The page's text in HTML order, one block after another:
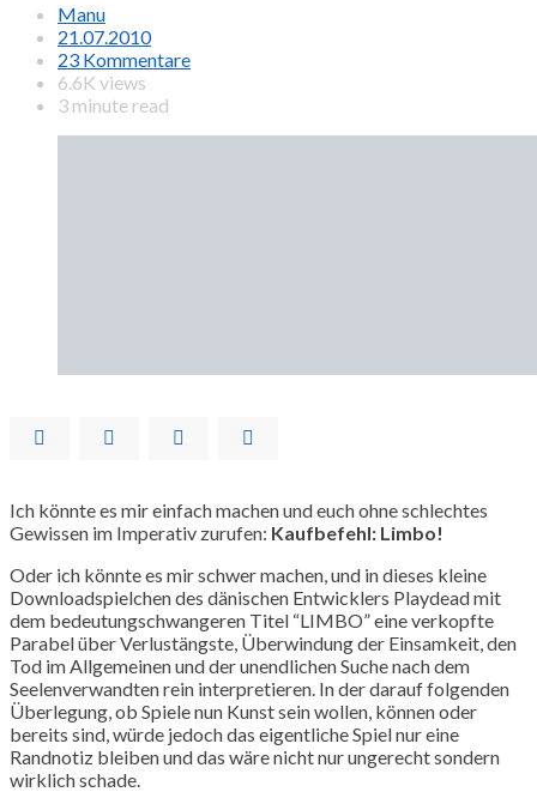
Manu
21.07.2010
23 Kommentare
6.6K views
3 minute read
Ich könnte es mir einfach machen und euch ohne schlechtes
Gewissen im Imperativ zurufen: Kaufbefehl: Limbo!
Oder ich könnte es mir schwer machen, und in dieses kleine
Downloadspielchen des dänischen Entwicklers Playdead mit
dem bedeutungschwangeren Titel “LIMBO” eine verkopfte
Parabel über Verlustängste, Überwindung der Einsamkeit, den
Tod im Allgemeinen und der unendlichen Suche nach dem
Seelenverwandten rein interpretieren. In der darauf folgenden
Überlegung, ob Spiele nun Kunst sein wollen, können oder
bereits sind, würde jedoch das eigentliche Spiel nur eine
Randnotiz bleiben und das wäre nicht nur ungerecht sondern
wirklich schade.